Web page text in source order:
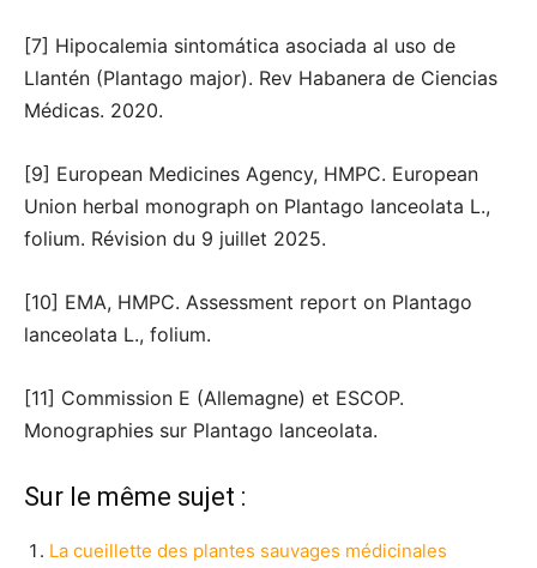
[7] Hipocalemia sintomática asociada al uso de
Llantén (Plantago major). Rev Habanera de Ciencias
Médicas. 2020.
[9] European Medicines Agency, HMPC. European
Union herbal monograph on Plantago lanceolata L.,
folium. Révision du 9 juillet 2025.
[10] EMA, HMPC. Assessment report on Plantago
lanceolata L., folium.
[11] Commission E (Allemagne) et ESCOP.
Monographies sur Plantago lanceolata.
Sur le même sujet :
La cueillette des plantes sauvages médicinales